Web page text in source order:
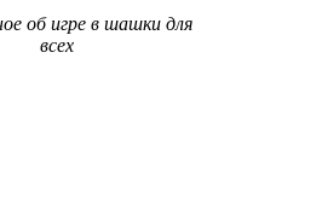
об игре в шашки для
всех